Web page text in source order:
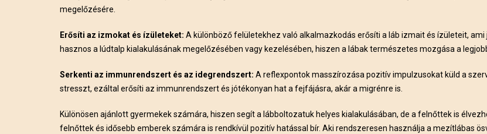
megelőzésére.
Erősíti az izmokat és ízületeket: A különböző felületekhez való alkalmazkodás erősíti a láb izmait és ízületeit,
hasznos a lúdtalp kialakulásának megelőzésében vagy kezelésében, hiszen a lábak természetes mozgása a
Serkenti az immunrendszert és az idegrendszert: A reflexpontok masszírozása pozitív impulzusokat küld a
stresszt, ezáltal erősíti az immunrendszert és jótékonyan hat a fejfájásra, akár a migrénre is.
Különösen ajánlott gyermekek számára, hiszen segít a lábboltozatuk helyes kialakulásában, de a felnőttek is
felnőttek és idősebb emberek számára is rendkívül pozitív hatással bír. Aki rendszeresen használja a mezítlábas